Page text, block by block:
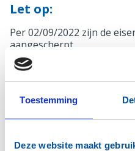
Toestemming
Deze website maakt
Let op:
Per 02/09/2022 zijn de
aangescherpt.
Mocht je wachtwoord niet
inloggen automatisch
een nieuw wachtwoord in
Inloggen